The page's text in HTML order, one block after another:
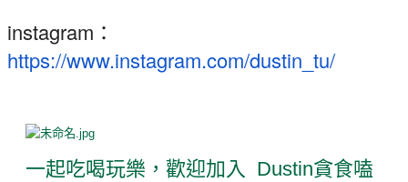
instagram：
https://www.instagram.com/dustin_tu/
一起吃喝玩樂，歡迎加入 Dustin貪食嗑